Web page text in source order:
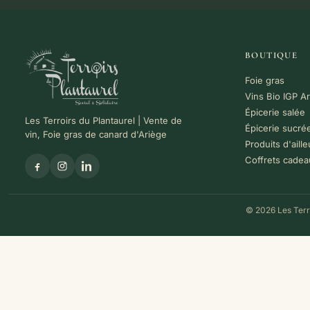
Les Terroirs du Plantaurel | Vente de
vin, Foie gras de canard d'Ariège
BOUTIQUE
Foie gras
Vins Bio IGP
Épicerie salée
Épicerie
Produits
Coffrets
© 2026 Les